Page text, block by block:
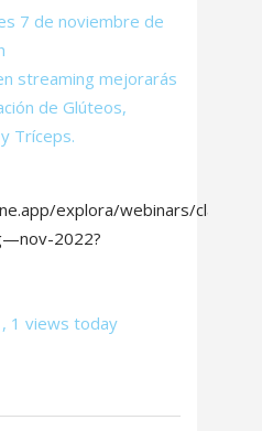
7 de noviembre de
streaming mejorarás
de Glúteos,
Tríceps.
explora/webinars/clase-
2022?
, 1 views today